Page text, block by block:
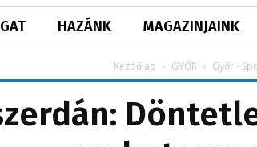
HAZÁNK MAGAZINJAINK
Kezdőlap GYŐR Győr -